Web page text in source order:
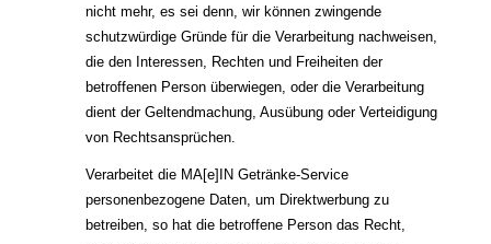
nicht mehr, es sei denn, wir können zwingende
schutzwürdige Gründe für die Verarbeitung nachweisen,
die den Interessen, Rechten und Freiheiten der
betroffenen Person überwiegen, oder die Verarbeitung
dient der Geltendmachung, Ausübung oder Verteidigung
von Rechtsansprüchen.
Verarbeitet die MA[e]IN Getränke-Service
personenbezogene Daten, um Direktwerbung zu
betreiben, so hat die betroffene Person das Recht,